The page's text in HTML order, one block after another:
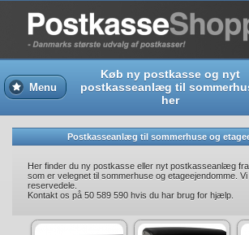
Menu
Køb ny postkasse og nyt
postkasseanlæg til
her
Postkasseanlæg til sommerhuse og
Her finder du ny postkasse eller nyt postkasseanlæg fra
som er velegnet til sommerhuse og etageejendomme.
reservedele.
Kontakt os på 50 589 590 hvis du har brug for hjælp.